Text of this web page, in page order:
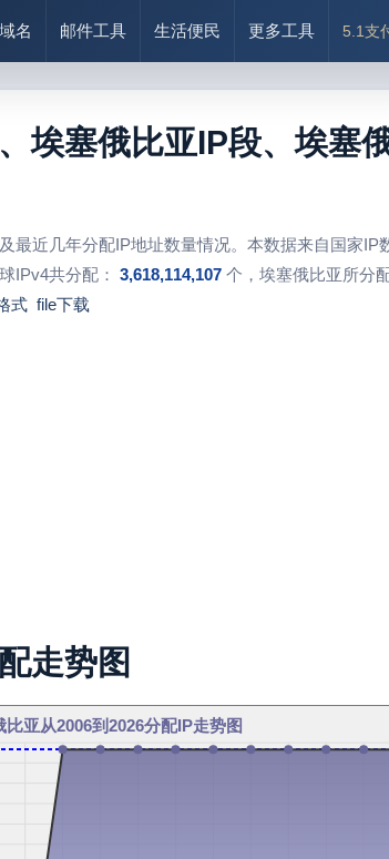
名 邮件工具 生活便民 更多工具 5.1支
埃塞俄比亚IP段、埃塞
最近几年分配IP地址数量情况。本数据来自国家
IPv4共分配： 3,618,114,107个，埃塞俄比亚所分
式 file下载
走势图
比亚从2006到2026分配IP走势图